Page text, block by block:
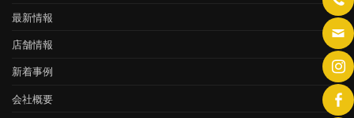
最新情報
店舗情報
新着事例
会社概要